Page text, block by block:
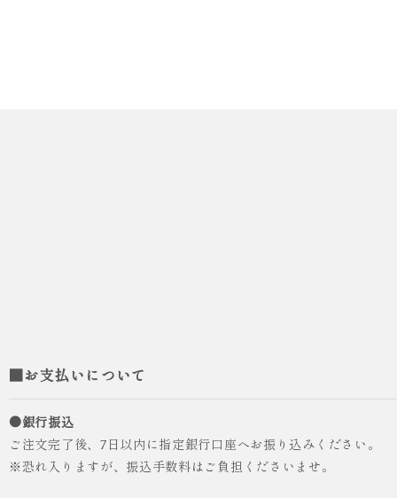
■お支払いについて
●銀行振込
ご注文完了後、7日以内に指定銀行口座へお振り込みください。
※恐れ入りますが、振込手数料はご負担くださいませ。